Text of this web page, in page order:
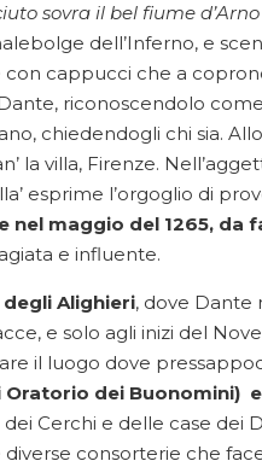
sovra il bel fiume
dell’Inferno, e
cappucci che a
riconoscendolo
chiedendogli chi sia.
la villa, Firenze.
esprime l’orgoglio di
nel maggio del 1265, da
e influente.
degli Alighieri, dove Dante
e solo agli inizi del
il luogo dove
Oratorio dei Buonomini)
Cerchi e delle case dei
consorterie che